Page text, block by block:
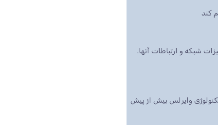
کند
شبکه و ارتباطات آنها.
وایرلس بیش از پیش